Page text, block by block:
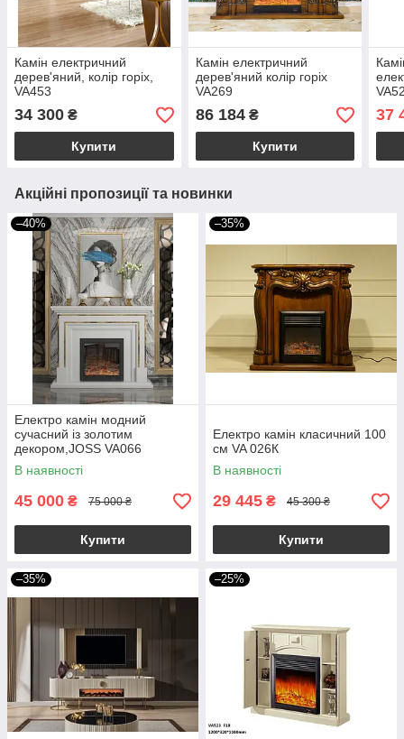
Камін електричний
дерев'яний, колір горіх,
VA453
34 300 ₴
Купити
Камін електричний
дерев'яний колір горіх
VA269
86 184₴
Купити
37
Акційні пропозиції та новинки
–40%
Електро камін модний
сучасний із золотим
декором,JOSS VA066
100x32x110 см
В наявності
45 000 ₴ 75 000 ₴
Купити
–35%
Електро камін класичний 100
см VA 026К
В наявності
29 445 ₴ 45 300 ₴
Купити
–35% –25%